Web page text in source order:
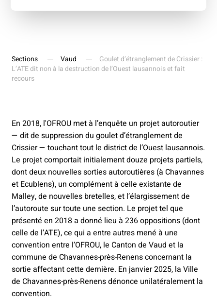
Sections Vaud
Goulet d’étranglement de Crissier :
L’ATE dit non à la destruction de l’Ouest lausannois et fait
recours
En 2018, l'OFROU met à l’enquête un projet autoroutier
— dit de suppression du goulet d’étranglement de
Crissier — touchant tout le district de l’Ouest lausannois.
Le projet comportait initialement douze projets partiels,
dont deux nouvelles sorties autoroutières (à Chavannes
et Ecublens), un complément à celle existante de
Malley, de nouvelles bretelles, et l’élargissement de
l’autoroute sur toute une section. Le projet tel que
présenté en 2018 a donné lieu à 236 oppositions (dont
celle de l’ATE), ce qui a entre autres mené à une
convention entre l’OFROU, le Canton de Vaud et la
commune de Chavannes-près-Renens concernant la
sortie affectant cette dernière. En janvier 2025, la Ville
de Chavannes-près-Renens dénonce unilatéralement la
convention.